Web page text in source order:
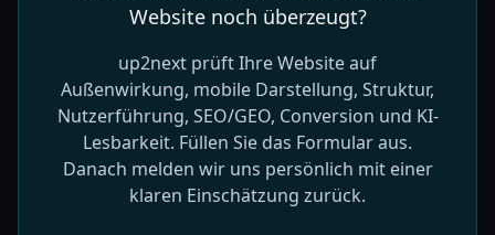
Website noch überzeugt?
up2next prüft Ihre Website auf
Außenwirkung, mobile Darstellung, Struktur,
Nutzerführung, SEO/GEO, Conversion und KI-
Lesbarkeit. Füllen Sie das Formular aus.
Danach melden wir uns persönlich mit einer
klaren Einschätzung zurück.